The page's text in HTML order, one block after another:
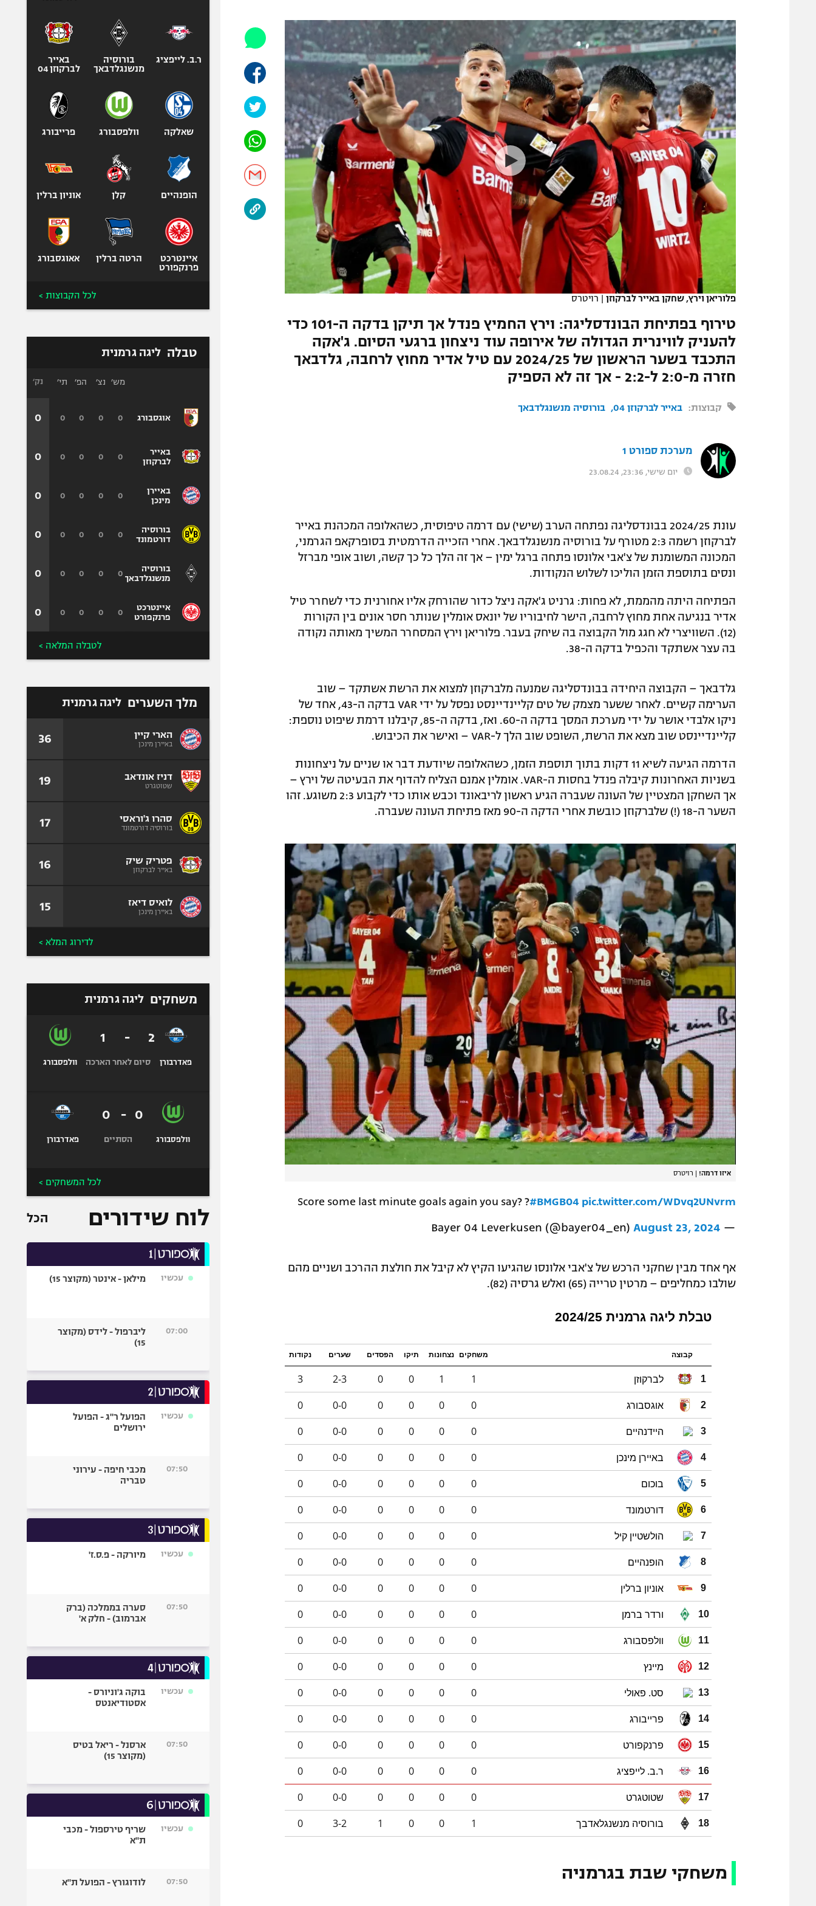
תקנון משתתפים וזוכים בפרסים
תקנון עבור פעילות אלקטרה
תקנון עבור פעילות ספורט 1 – "מרלן"
טניס
גיימינג E-Sports
תנאי שימוש
מדיניות פרטיות
תקנון פעילות ספורט 1
רשיון להקרנה פומבית לבית עסק
הצטרפות לחבילת הערוצים
לוח דרושים – ג'ובנט
הפועל תל אביב
הפועל חיפה
הפועל באר שבע
מכבי נתניה
בני יהודה
ליגה סינית
ליגה ברזילאית
ליגות נוספות
אופניים
ספורט מוטורי
כדורמים
פוטבול אמריקאי NFL
בייסבול MLB
ספורט אתגרי
גיימינג E-Sports
פלוריאן וירץ, שחקן באייר לברקוזן | רויטרס
טירוף בפתיחת הבונדסליגה: וירץ החמיץ פנדל אך תיקן בדקה ה-101 כדי
להעניק לווינרית הגדולה של אירופה עוד ניצחון ברגעי הסיום. ג'אקה
התכבד בשער הראשון של 2024/25 עם טיל אדיר מחוץ לרחבה, גלדבאך
חזרה מ-2:0 ל-2:2 - אך זה לא הספיק
קבוצות: באייר לברקוזן 04 בורוסיה מנשנגלדבאך
מערכת ספורט 1
יום שישי, 23:36, 23.08.24
עונת 2024/25 בבונדסליגה נפתחה הערב (שישי) עם דרמה טיפוסית, כשהאלופה המכהנת באייר
לברקוזן רשמה 2:3 מטורף על בורוסיה מנשנגלדבאך. אחרי הזכייה הדרמטית בסופרקאפ הגרמני,
המכונה המשומנת של צ'אבי אלונסו פתחה ברגל ימין – אך זה הלך כל כך קשה, ושוב אופי מברזל
ונסים בתוספת הזמן הוליכו לשלוש הנקודות.
הפתיחה היתה מהממת, לא פחות: גרניט ג'אקה ניצל כדור שהורחק אליו אחורנית כדי לשחרר טיל
אדיר בנגיעה אחת מחוץ לרחבה, הישר לחיבוריו של יונאס אומלין שנותר חסר אונים בין הקורות
(12). השוויצרי לא חגג מול הקבוצה בה שיחק בעבר. פלוריאן וירץ המסחרר המשיך מאותה נקודה
בה עצר אשתקד והכפיל בדקה ה-38.
גלדבאך – הקבוצה היחידה בבונדסליגה שמנעה מלברקוזן למצוא את הרשת אשתקד – שוב
הערימה קשיים. לאחר ששער מצמק של טים קליינדיינסט נפסל על ידי VAR בדקה ה-43, אחד של
ניקו אלבדי אושר על ידי מערכת המסך בדקה ה-60. ואז, בדקה ה-85, קיבלנו דרמת שיפוט נוספת:
קליינדיינסט שוב מצא את הרשת, השופט שוב הלך ל-VAR – ואישר את הכיבוש.
הדרמה הגיעה לשיא 11 דקות בתוך תוספת הזמן, כשהאלופה שיודעת דבר או שניים על ניצחונות
בשניות האחרונות קיבלה פנדל בחסות ה-VAR. אומלין אמנם הצליח להדוף את הבעיטה של וירץ –
אך השחקן המצטיין של העונה שעברה הגיע ראשון לריבאונד וכבש אותו כדי לקבוע 2:3 משוגע. זהו
השער ה-18 (!) שלברקוזן כובשת אחרי הדקה ה-90 מאז פתיחת העונה שעברה.
איזו דרמה! רויטרס
Score some last minute goals again you say? ?#BMGB04 pic.twitter.com/WDvq2UNvrm
— Bayer 04 Leverkusen (@bayer04_en)
August 23, 2024
אף אחד מבין שחקני הרכש של צ'אבי אלונסו שהגיעו הקיץ לא קיבל את חולצת ההרכב ושניים מהם
שולבו כמחליפים – מרטין טרייה (65) ואלש גרסיה (82).
טבלת ליגה גרמנית 2024/25
קבוצה משחקים נצחונות תיקו הפסדים שערים נקודות
1 לברקוזן 1
1
0
0
2-3
3
2 אוגסבורג 0
0
0
0
0-0
0
3 היידנהיים 0
0
0
0
0-0
0
4 באיירן מינכן 0
0
0
0
0-0
0
5 בוכום 0
0
0
0
0-0
0
6 דורטמונד 0
0
0
0
0-0
0
7 הולשטיין קיל 0
0
0
0
0-0
0
8 הופנהיים 0
0
0
0
0-0
0
9 אוניון ברלין 0
0
0
0
0-0
0
10 ורדר ברמן 0
0
0
0
0-0
0
11 וולפסבורג 0
0
0
0
0-0
0
12 מיינץ 0
0
0
0
0-0
0
13 סט. פאולי 0
0
0
0
0-0
0
14 פרייבורג 0
0
0
0
0-0
0
15 פרנקפורט 0
0
0
0
0-0
0
16 ר.ב. לייפציג 0
0
0
0
0-0
0
17 שטוטגרט 0
0
0
0
0-0
0
18 בורוסיה מנשנגלאדבך 1
0
0
1
3-2
0
משחקי שבת בגרמניה
ר.ב. לייפציג
בורוסיה
מנשנגלדבאך
באייר
לברקוזן 04
שאלקה וולפסבורג פרייבורג
הופנהיים קלן אוניון ברלין
איינטרכט
פרנקפורט
הרטה ברלין אאוגסבורג
לכל הקבוצות >
טבלה ליגה גרמנית
אוגסבורג
באייר
לברקוזן
באיירן
מינכן
בורוסיה
דורטמונד
בורוסיה
מנשנגלדבאך
איינטרכט
פרנקפורט
מש׳ נצ׳ הפ׳ תי׳
0
0
0
0
0
0
0
0
0
0
0
0
0
0
0
0
0
0
0
0
0
0
0
0
נק׳
0
0
0
0
0
0
לטבלה המלאה >
מלך השערים ליגה גרמנית
הארי קיין
באיירן מינכן 36
דניז אונדאב
שטוטגרט 19
סהרו ג'וראסי
בורוסיה דורטמונד 17
פטריק שיק
באייר לברקוזן 16
לואיס דיאז
באיירן מינכן 15
לדירוג המלא >
משחקים ליגה גרמנית
פאדרבורן
2
-
1
סיום לאחר הארכה וולפסבורג
וולפסבורג
0
-
0
הסתיים פאדרבורן
לכל המשחקים >
לוח שידורים הכל
עכשיו מילאן - אינטר (מקוצר 15)
07:00
ליברפול - לידס (מקוצר
15)
עכשיו
הפועל ר"ג - הפועל
ירושלים
07:50
מכבי חיפה - עירוני
טבריה
עכשיו מיורקה - פ.ס.ז'
07:50
סערה בממלכה (ברק
אברמוב) - חלק א'
עכשיו
בוקה ג'וניורס -
אסטודיאנטס
07:50
ארסנל - ריאל בטיס
(מקוצר 15)
עכשיו
שריף טירספול - מכבי
ת"א
07:50 לודוגורץ - הפועל ת"א